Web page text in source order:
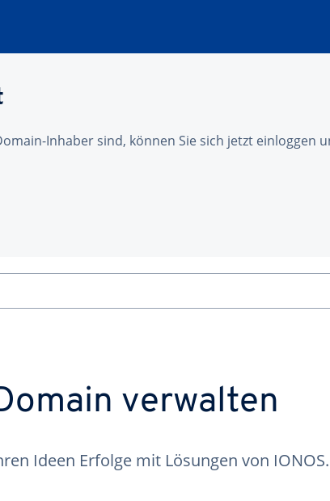
Inhaber sind, können Sie sich jetzt einloggen
verwalten
Ideen Erfolge mit Lösungen von IONOS.